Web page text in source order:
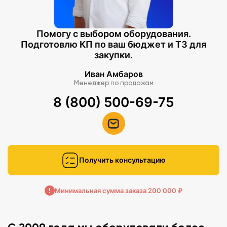
Помогу с выбором оборудования.
Подготовлю КП по ваш бюджет и ТЗ для
закупки.
Иван Амбаров
Менеджер по продажам
8 (800) 500-69-75
Получить консультацию
Минимальная сумма заказа 200 000 ₽